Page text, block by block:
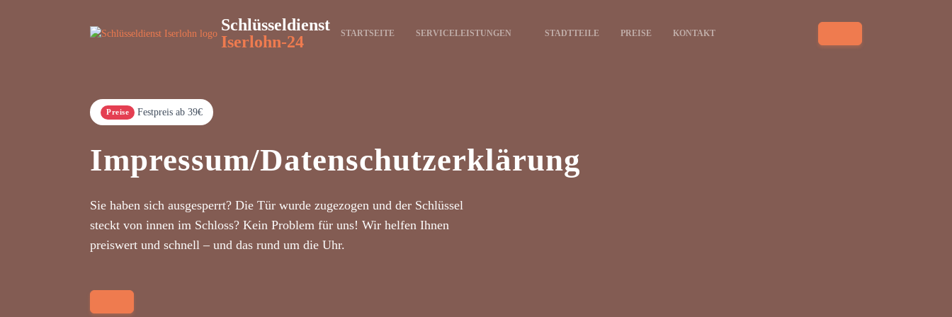
Schlüsseldienst
Iserlohn-24
STARTSEITE SERVICELEISTUNGEN STADTTEILE PREISE KONTAKT
Preise Festpreis ab 39€
Impressum/Datenschutzerklärung
Sie haben sich ausgesperrt? Die Tür wurde zugezogen und der Schlüssel
steckt von innen im Schloss? Kein Problem für uns! Wir helfen Ihnen
preiswert und schnell – und das rund um die Uhr.